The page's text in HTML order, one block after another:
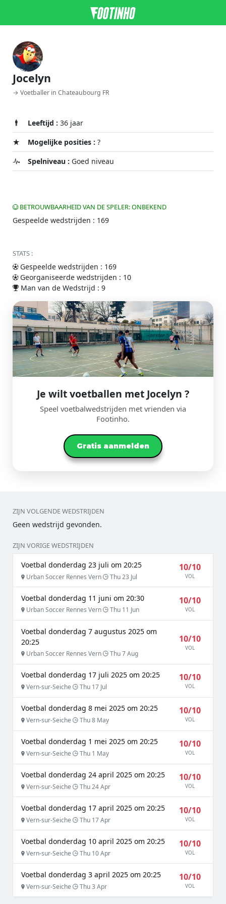
Jocelyn
→ Voetballer in Chateaubourg FR
Leeftijd : 36 jaar
Mogelijke posities : ?
Spelniveau : Goed niveau
BETROUWBAARHEID VAN DE SPELER: ONBEKEND
Gespeelde wedstrijden : 169
STATS :
Gespeelde wedstrijden : 169
Georganiseerde wedstrijden : 10
Man van de Wedstrijd : 9
Je wilt voetballen met Jocelyn ?
Speel voetbalwedstrijden met vrienden via
Footinho.
Gratis aanmelden
ZIJN VOLGENDE WEDSTRIJDEN
Geen wedstrijd gevonden.
ZIJN VORIGE WEDSTRIJDEN
Voetbal donderdag 23 juli om 20:25
Urban Soccer Rennes Vern Thu 23 Jul
10/10
VOL
Voetbal donderdag 11 juni om 20:30
Urban Soccer Rennes Vern Thu 11 Jun
10/10
VOL
Voetbal donderdag 7 augustus 2025 om
20:25
Urban Soccer Rennes Vern Thu 7 Aug
10/10
VOL
Voetbal donderdag 17 juli 2025 om 20:25
Vern-sur-Seiche Thu 17 Jul
10/10
VOL
Voetbal donderdag 8 mei 2025 om 20:25
Vern-sur-Seiche Thu 8 May
10/10
VOL
Voetbal donderdag 1 mei 2025 om 20:25
Vern-sur-Seiche Thu 1 May
10/10
VOL
Voetbal donderdag 24 april 2025 om 20:25
Vern-sur-Seiche Thu 24 Apr
10/10
VOL
Voetbal donderdag 17 april 2025 om 20:25
Vern-sur-Seiche Thu 17 Apr
10/10
VOL
Voetbal donderdag 10 april 2025 om 20:25
Vern-sur-Seiche Thu 10 Apr
10/10
VOL
Voetbal donderdag 3 april 2025 om 20:25
Vern-sur-Seiche Thu 3 Apr
10/10
VOL